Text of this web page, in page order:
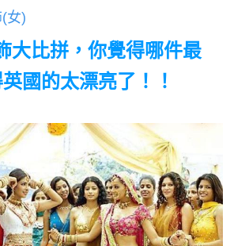
女)
大比拼，你覺得哪件最
國的太漂亮了！！